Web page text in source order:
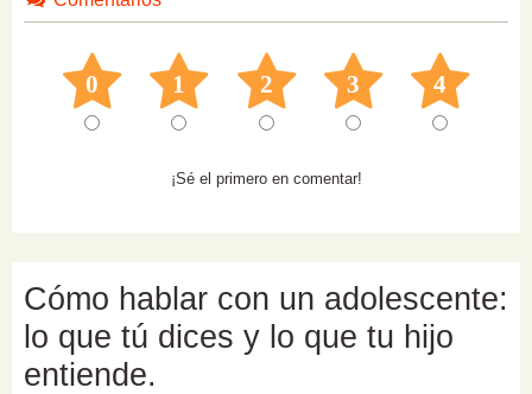
0 1 2 3 4
¡Sé el primero en comentar!
Cómo hablar con un adolescente:
lo que tú dices y lo que tu hijo
entiende.